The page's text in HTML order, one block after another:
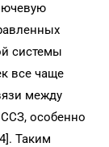
системы
все чаще
между
особенно
Таким